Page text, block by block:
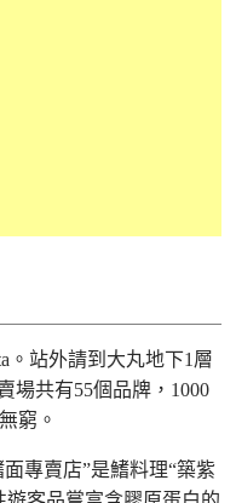
。站外請到大丸地下1層
場共有55個品牌，1000
窮。
面專賣店”是鰭料理“築紫